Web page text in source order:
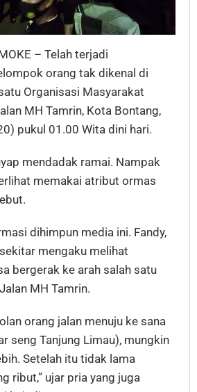
– Telah terjadi
orang tak dikenal di
Organisasi Masyarakat
MH Tamrin, Kota Bontang,
pukul 01.00 Wita dini hari.
mendadak ramai. Nampak
memakai atribut ormas
dihimpun media ini. Fandy,
mengaku melihat
bergerak ke arah salah satu
MH Tamrin.
orang jalan menuju ke sana
seng Tanjung Limau), mungkin
Setelah itu tidak lama
ribut,” ujar pria yang juga